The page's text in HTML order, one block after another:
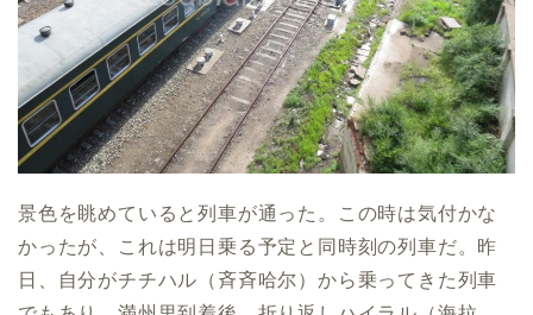
景色を眺めていると列車が通った。この時は気付かな
かったが、これは明日乗る予定と同時刻の列車だ。昨
日、自分がチチハル（斉斉哈尔）から乗ってきた列車